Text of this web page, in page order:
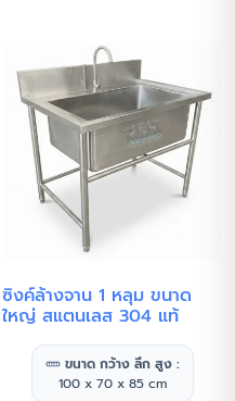
ซิงค์ล้างจาน 1 หลุม ขนาด
ใหญ่ สแตนเลส 304 แท้
ขนาด กว้าง ลึก สูง :
100 x 70 x 85 cm